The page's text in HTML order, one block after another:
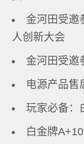
金河田受邀
人创新大会
金河田受邀
电源产品售
玩家必备：
白金牌